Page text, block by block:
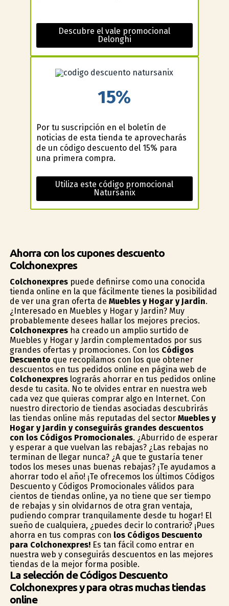
Descubre el vale promocional
Delonghi
15%
Por tu suscripción en el boletín de
noticias de esta tienda te aprovecharás
de un código descuento del 15% para
una primera compra.
Utiliza este código promocional
Natursanix
Ahorra con los cupones descuento
Colchonexpres
Colchonexprespuede definirse como una conocida
tienda online en la que fácilmente tienes la posibilidad
de ver una gran oferta de Muebles y Hogar y Jardin.
¿Interesado en Muebles y Hogar y Jardin? Muy
probablemente desees hallar los mejores precios.
Colchonexpresha creado un amplio surtido de
Muebles y Hogar y Jardin complementados por sus
grandes ofertas y promociones. Con los Códigos
Descuento que recopilamos con los que obtener
descuentos en tus pedidos online en página web de
Colchonexpreslograrás ahorrar en tus pedidos online
desde tu casita. No te olvides entrar en nuestra web
cada vez que quieras comprar algo en Internet. Con
nuestro directorio de tiendas asociadas descubrirás
las tiendas online más reputadas del sector Muebles y
Hogar y Jardin y conseguirás grandes descuentos
con los Códigos Promocionales. ¿Aburrido de esperar
y esperar a que vuelvan las rebajas? ¿Las rebajas no
terminan de llegar nunca? ¿A que te gustaría tener
todos los meses unas buenas rebajas? ¡Te ayudamos a
ahorrar todo el año! ¡Te ofrecemos los últimos Códigos
Descuento y Códigos Promocionales válidos para
cientos de tiendas online, ya no tiene que ser tiempo
de rebajas y sin olvidarnos de otra gran ventaja,
pudiendo comprar tranquilamente desde tu hogar! El
sueño de cualquiera, ¿puedes decir lo contrario? ¡Pues
ahorra en tus compras con los Códigos Descuento
para Colchonexpres!Es tan fácil como entrar en
nuestra web y conseguirás descuentos en las mejores
tiendas de la mejor forma posible.
La selección de Códigos Descuento
Colchonexpres y para otras muchas tiendas
online